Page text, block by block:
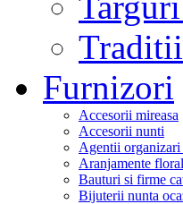
Furnizori
Accesorii mireasa
Accesorii nunti
Agentii organizari
Aranjamente
Bauturi si firme
Bijuterii nunta